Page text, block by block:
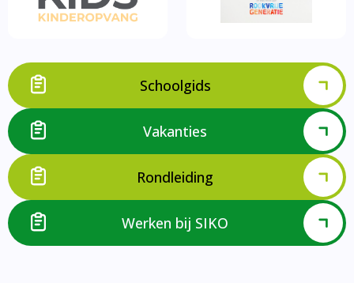
Schoolgids
Vakanties
Rondleiding
Werken bij SIKO